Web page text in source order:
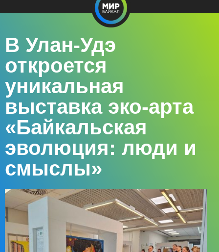
В Улан-Удэ
откроется
уникальная
выставка эко-арта
«Байкальская
эволюция: люди и
смыслы»